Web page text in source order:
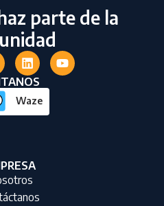
parte de la
Waze